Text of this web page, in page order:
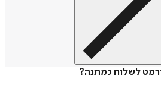
לשלוח כמתנה?